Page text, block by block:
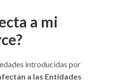
a mi
introducidas por
a las Entidades